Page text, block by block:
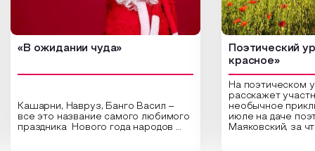
«В ожидании чуда»
Кашарни, Навруз, Банго Васил –
все это название самого любимого
праздника Нового года народов
Поэтический
красное»
На поэтическом
расскажет
необычное
июле на даче
Маяковский, за